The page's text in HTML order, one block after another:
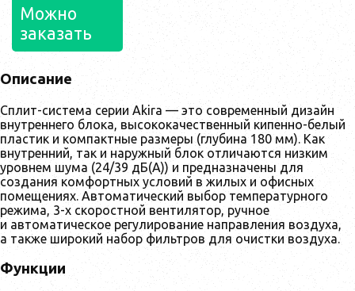
Можно
заказать
Описание
Сплит-система серии Akira — это современный дизайн
внутреннего блока, высококачественный кипенно-белый
пластик и компактные размеры (глубина 180 мм). Как
внутренний, так и наружный блок отличаются низким
уровнем шума (24/39 дБ(А)) и предназначены для
создания комфортных условий в жилых и офисных
помещениях. Автоматический выбор температурного
режима, 3-х скоростной вентилятор, ручное
и автоматическое регулирование направления воздуха,
а также широкий набор фильтров для очистки воздуха.
Функции